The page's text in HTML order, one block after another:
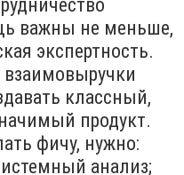
важны не меньше,
экспертность.
классный,
продукт.
фичу, нужно:
анализ;